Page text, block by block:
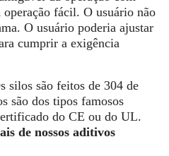
fácil. O usuário não
O usuário poderia ajustar
cumprir a exigência
silos são feitos de 304 de
são dos tipos famosos
do CE ou do UL.
de nossos aditivos